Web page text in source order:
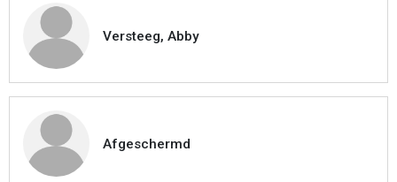
Versteeg, Abby
Afgeschermd